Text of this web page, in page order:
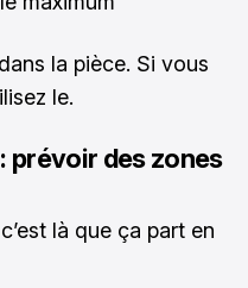
la pièce. Si vous
le.
prévoir des zones
là que ça part en